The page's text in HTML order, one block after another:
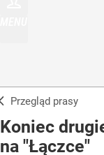
Przegląd prasy
Koniec
na "Łączce"